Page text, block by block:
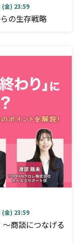
(金) 23:59
の生存戦略
(金) 23:59
商談につなげる